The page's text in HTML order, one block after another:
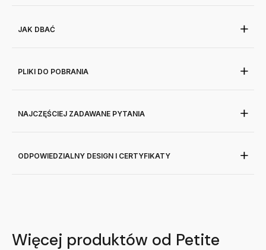
JAK DBAĆ
PLIKI DO POBRANIA
NAJCZĘŚCIEJ ZADAWANE PYTANIA
ODPOWIEDZIALNY DESIGN I CERTYFIKATY
Więcej produktów od Petite